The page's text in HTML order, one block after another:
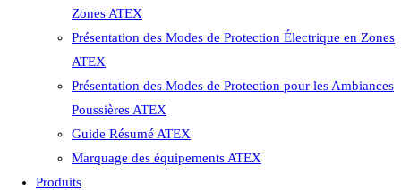
Zones ATEX
Présentation des Modes de Protection Électrique en Zones
ATEX
Présentation des Modes de Protection pour les Ambiances
Poussières ATEX
Guide Résumé ATEX
Marquage des équipements ATEX
Produits